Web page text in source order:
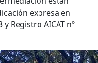
expresa en
Registro AICAT nº